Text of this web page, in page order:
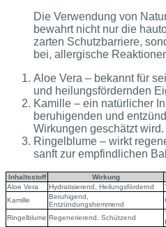
Die Verwendung von
bewahrt nicht nur die
zarten Schutzbarriere,
bei, allergische
Aloe Vera – bekannt für
und heilungsfördernden
Kamille – ein natürlicher
beruhigenden und
Wirkungen geschätzt wird.
Ringelblume – wirkt
sanft zur empfindlichen
Inhaltsstoff Wirkung
Aloe Vera
Hydratisierend, Heilungsfördernd
Kamille
Beruhigend,
Entzündungshemmend
Ringelblume Regenerierend, Schützend